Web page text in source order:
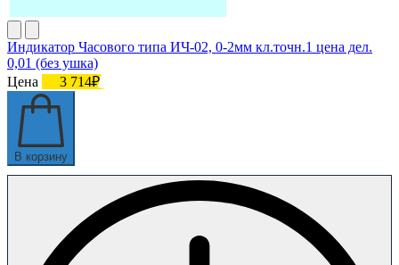
Индикатор Часового типа ИЧ-02, 0-2мм кл.точн.1 цена дел.
0,01 (без ушка)
Цена
3 714₽
В корзину